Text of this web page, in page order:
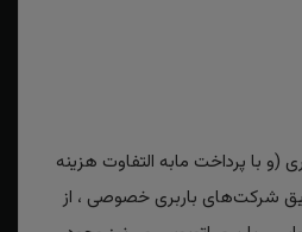
با پرداخت مابه التفاوت هزینه
شرکت‌های باربری خصوصی ، از